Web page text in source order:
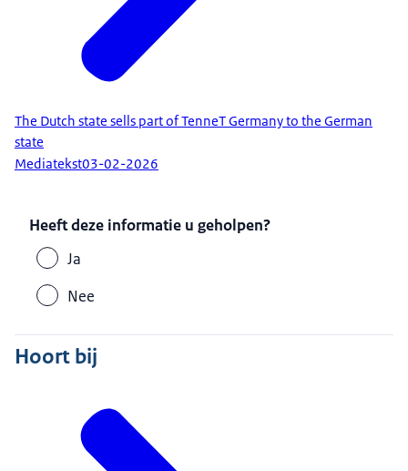
The Dutch state sells part of TenneT Germany to the German
state
Mediatekst03-02-2026
Heeft deze informatie u geholpen?
Ja
Nee
Hoort bij